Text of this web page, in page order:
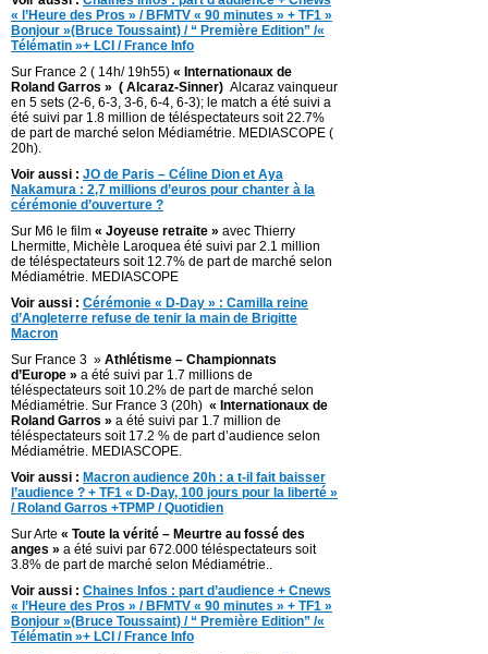
« l’Heure des Pros » / BFMTV « 90 minutes » + TF1 »
Bonjour »(Bruce Toussaint) / “ Première Edition” /«
Télématin »+ LCI / France Info
Sur France 2 ( 14h/ 19h55) « Internationaux de
Roland Garros » ( Alcaraz-Sinner) Alcaraz vainqueur
en 5 sets (2-6, 6-3, 3-6, 6-4, 6-3); le match a été suivi a
été suivi par 1.8 million de téléspectateurs soit 22.7%
de part de marché selon Médiamétrie. MEDIASCOPE (
20h).
Voir aussi : JO de Paris – Céline Dion et Aya
Nakamura : 2,7 millions d’euros pour chanter à la
cérémonie d’ouverture ?
Sur M6 le film « Joyeuse retraite » avec Thierry
Lhermitte, Michèle Laroquea été suivi par 2.1 million
de téléspectateurs soit 12.7% de part de marché selon
Médiamétrie. MEDIASCOPE
Voir aussi : Cérémonie « D-Day » : Camilla reine
d’Angleterre refuse de tenir la main de Brigitte
Macron
Sur France 3 » Athlétisme – Championnats
d’Europe » a été suivi par 1.7 millions de
téléspectateurs soit 10.2% de part de marché selon
Médiamétrie. Sur France 3 (20h) « Internationaux de
Roland Garros » a été suivi par 1.7 million de
téléspectateurs soit 17.2 % de part d’audience selon
Médiamétrie. MEDIASCOPE.
Voir aussi : Macron audience 20h : a t-il fait baisser
l’audience ? + TF1 « D-Day, 100 jours pour la liberté »
/ Roland Garros +TPMP / Quotidien
Sur Arte « Toute la vérité – Meurtre au fossé des
anges » a été suivi par 672.000 téléspectateurs soit
3.8% de part de marché selon Médiamétrie..
Voir aussi : Chaines Infos : part d’audience + Cnews
« l’Heure des Pros » / BFMTV « 90 minutes » + TF1 »
Bonjour »(Bruce Toussaint) / “ Première Edition” /«
Télématin »+ LCI / France Info